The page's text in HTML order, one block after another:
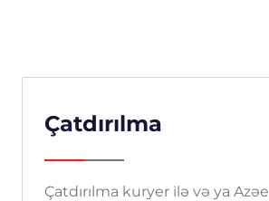
Çatdırılma
Çatdırılma kuryer ilə və ya